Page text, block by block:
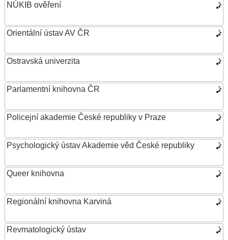
NÚKIB ověření
Orientální ústav AV ČR
Ostravská univerzita
Parlamentní knihovna ČR
Policejní akademie České republiky v Praze
Psychologický ústav Akademie věd České republiky
Queer knihovna
Regionální knihovna Karviná
Revmatologický ústav